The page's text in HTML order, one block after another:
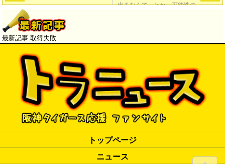
出るなんて』とか、可能性の
最新記事 取得失敗
トップページ
ニュース